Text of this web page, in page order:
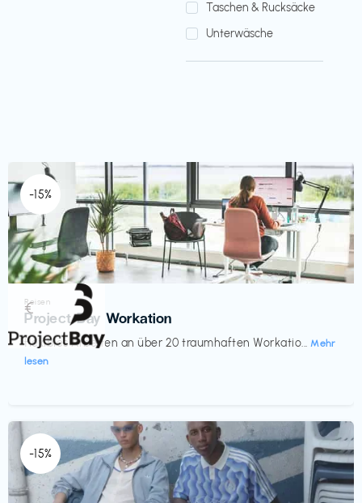
Taschen & Rucksäcke
Unterwäsche
-15%
Reisen
Project Bay Workation
flexibles Arbeiten an über 20 traumhaften Workatio... Mehr
lesen
€‎
-15%